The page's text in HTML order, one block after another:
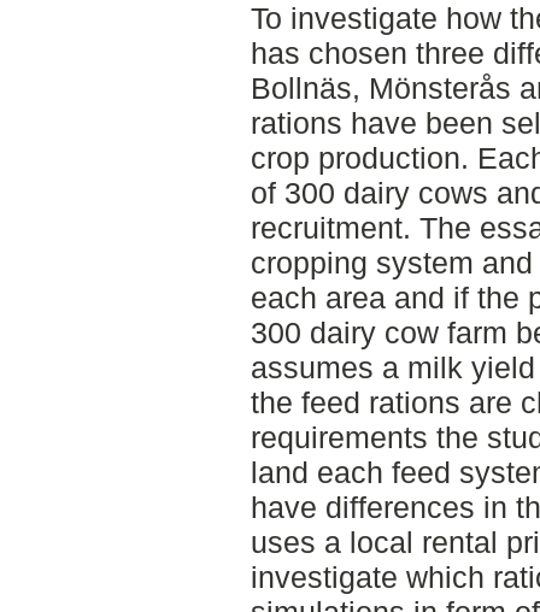
To investigate how
has chosen three
Bollnäs, Mönsterås
rations have been
crop production.
of 300 dairy cows
recruitment. The
cropping system
each area and if the
300 dairy cow farm
assumes a milk
the feed rations are
requirements the
land each feed
have differences in
uses a local rental
investigate which